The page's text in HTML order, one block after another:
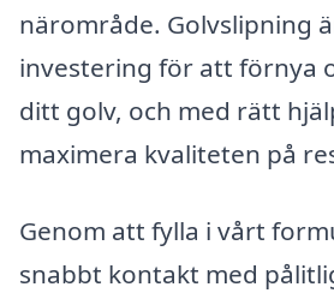
närområde. Golvslipning
investering för att förnya
ditt golv, och med rätt
maximera kvaliteten på
Genom att fylla i vårt
snabbt kontakt med